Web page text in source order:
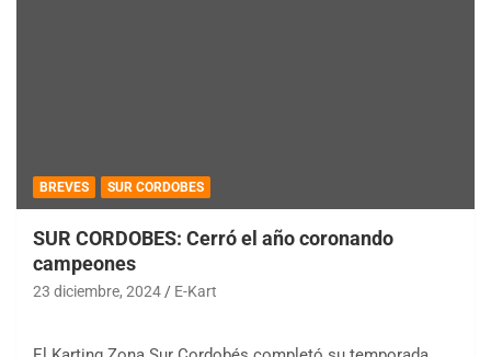
BREVES SUR CORDOBES
SUR CORDOBES: Cerró el año coronando
campeones
23 diciembre, 2024 E-Kart